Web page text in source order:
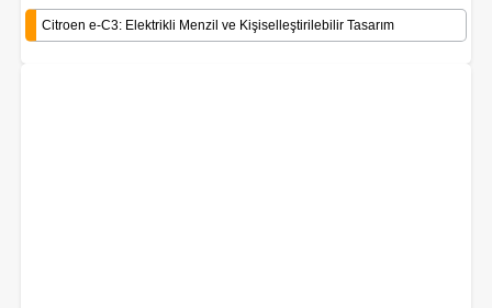
Citroen e-C3: Elektrikli Menzil ve Kişiselleştirilebilir Tasarım